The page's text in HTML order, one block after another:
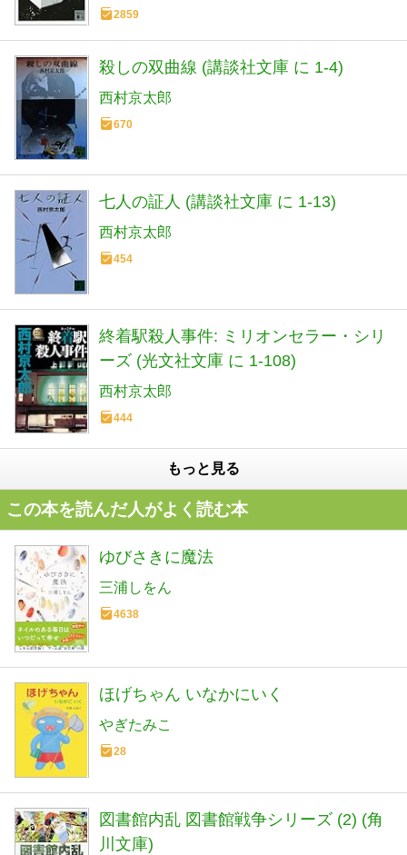
2859
殺しの双曲線 (講談社文庫 に 1-4)
西村京太郎
670
七人の証人 (講談社文庫 に 1-13)
西村京太郎
454
終着駅殺人事件: ミリオンセラー・シリ
ーズ (光文社文庫 に 1-108)
西村京太郎
444
もっと見る
この本を読んだ人がよく読む本
ゆびさきに魔法
三浦しをん
4638
ほげちゃん いなかにいく
やぎたみこ
28
図書館内乱 図書館戦争シリーズ (2) (角
川文庫)